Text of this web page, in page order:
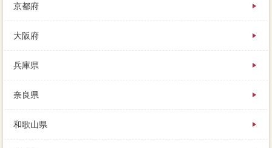
京都府
大阪府
兵庫県
奈良県
和歌山県